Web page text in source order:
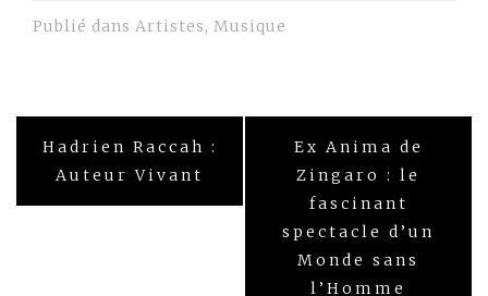
Publié dans Artistes, Musique
Navigation
Hadrien Raccah :
Auteur Vivant
Ex Anima de
Zingaro : le
fascinant
spectacle d’un
Monde sans
l’Homme